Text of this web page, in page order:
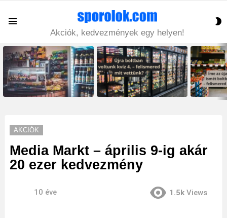
Akciók, kedvezmények egy helyen!
LATEST
STORIES
AKCIÓK
Media Markt – április 9-ig akár
20 ezer kedvezmény
10 éve 1.5k Views